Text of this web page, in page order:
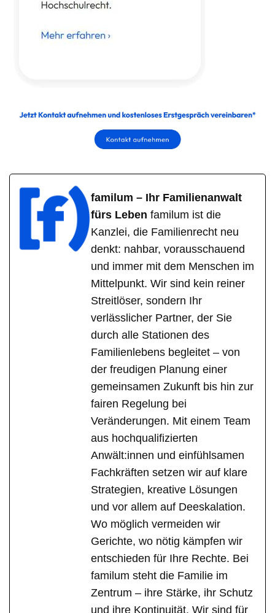
familum – Ihr Familienanwalt
fürs Leben familum ist die
Kanzlei, die Familienrecht neu
denkt: nahbar, vorausschauend
und immer mit dem Menschen im
Mittelpunkt. Wir sind kein reiner
Streitlöser, sondern Ihr
verlässlicher Partner, der Sie
durch alle Stationen des
Familienlebens begleitet – von
der freudigen Planung einer
gemeinsamen Zukunft bis hin zur
fairen Regelung bei
Veränderungen. Mit einem Team
aus hochqualifizierten
Anwält:innen und einfühlsamen
Fachkräften setzen wir auf klare
Strategien, kreative Lösungen
und vor allem auf Deeskalation.
Wo möglich vermeiden wir
Gerichte, wo nötig kämpfen wir
entschieden für Ihre Rechte. Bei
familum steht die Familie im
Zentrum – ihre Stärke, ihr Schutz
und ihre Kontinuität. Wir sind für